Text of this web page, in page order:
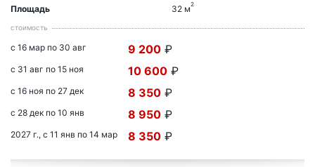
Площадь 32 м2
стоимость
с 16 мар по 30 авг 9 200 ₽
с 31 авг по 15 ноя 10 600 ₽
с 16 ноя по 27 дек 8 350 ₽
с 28 дек по 10 янв 8 950 ₽
2027 г., с 11 янв по 14 мар 8 350 ₽